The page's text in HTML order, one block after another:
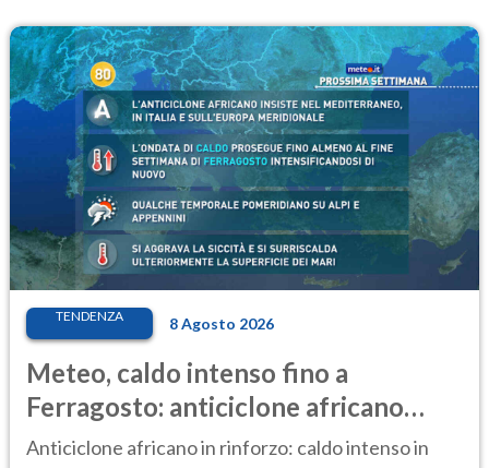
TENDENZA 8 Agosto 2026
Meteo, caldo intenso fino a
Ferragosto: anticiclone africano
ancora protagonista
Anticiclone africano in rinforzo: caldo intenso in